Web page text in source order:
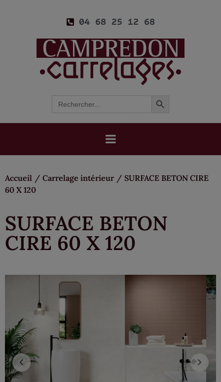
04 68 25 12 68
Search
for:
Search Button
Accueil / Carrelage intérieur / SURFACE BETON CIRE
60 X 120
SURFACE BETON
CIRE 60 X 120